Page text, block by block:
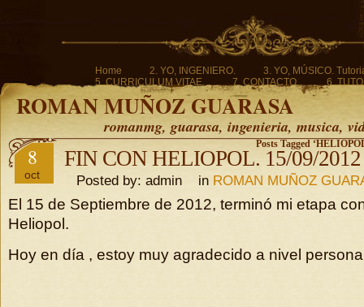
Home 2. YO, INGENIERO.
3. YO, MÚSICO.
5. CURRICULUM VITAE.
7. CONTACTO. 6.
ROMAN MUÑOZ GUARASA
romanmg, guarasa, ingenieria, musica,
Posts Tagged
8
oct
FIN CON HELIOPOL. 15/09/2012
Posted by: admin in ROMAN MUÑOZ
El 15 de Septiembre de 2012, terminó mi etapa
Heliopol.
Hoy en día , estoy muy agradecido a nivel